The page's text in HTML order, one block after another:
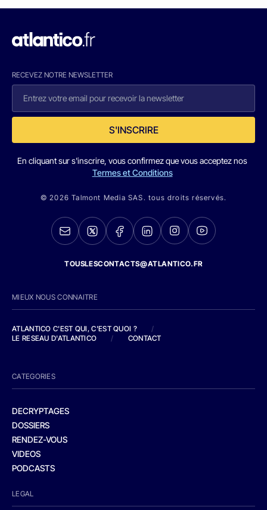
RECEVEZ NOTRE NEWSLETTER
S'INSCRIRE
En cliquant sur s'inscrire, vous confirmez que vous acceptez nos
Termes et Conditions
© 2026 Talmont Media SAS. tous droits réservés.
TOUSLESCONTACTS@ATLANTICO.FR
MIEUX NOUS CONNAITRE
ATLANTICO C'EST QUI, C'EST QUOI ?
/
LE RESEAU D'ATLANTICO
/ CONTACT
CATEGORIES
DECRYPTAGES
DOSSIERS
RENDEZ-VOUS
VIDEOS
PODCASTS
LEGAL